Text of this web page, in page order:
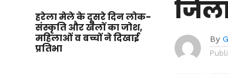
हरेला मेले के दूसरे दिन लोक-
संस्कृति और खेलों का जोश,
महिलाओं व बच्चों ने दिखाई
प्रतिभा
By